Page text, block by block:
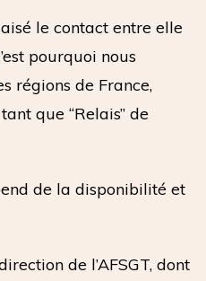
le contact entre elle
pourquoi nous
régions de France,
que “Relais” de
de la disponibilité et
de l’AFSGT, dont